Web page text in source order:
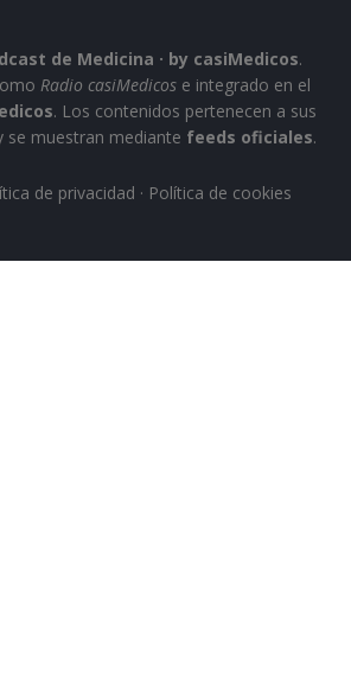
de Medicina · by casiMedicos.
Radio casiMedicose integrado en el
. Los contenidos pertenecen a sus
se muestran mediante feeds oficiales.
de privacidad · Política de cookies